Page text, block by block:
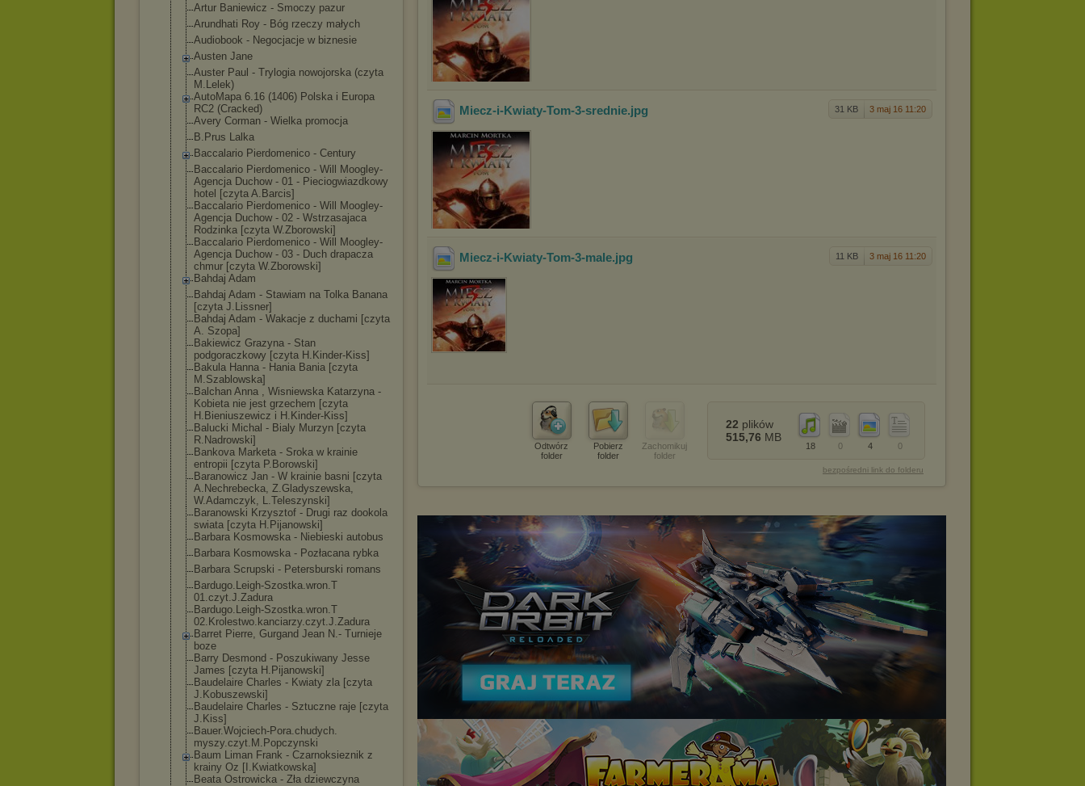
Pełną informację na ten temat znajdziesz pod adresem
http://chomikuj.pl/PolitykaPrywatnosci.aspx
Artur Baniewicz - Smoczy pazur
Arundhati Roy - Bóg rzeczy małych
Audiobook - Negocjacje w biznesie
Austen Jane
Auster Paul - Trylogia nowojorska (czyta
M.Lelek)
AutoMapa 6.16 (1406) Polska i Europa
RC2 (Cracked)
Avery Corman - Wielka promocja
B.Prus Lalka
Baccalario Pierdomenico - Century
Baccalario Pierdomenico - Will Moogley-
Agencja Duchow - 01 - Pieciogwiazdkowy
hotel [czyta A.Barcis]
Baccalario Pierdomenico - Will Moogley-
Agencja Duchow - 02 - Wstrzasajaca
Rodzinka [czyta W.Zborowski]
Baccalario Pierdomenico - Will Moogley-
Agencja Duchow - 03 - Duch drapacza
chmur [czyta W.Zborowski]
Bahdaj Adam
Bahdaj Adam - Stawiam na Tolka Banana
[czyta J.Lissner]
Bahdaj Adam - Wakacje z duchami [czyta
A. Szopa]
Bakiewicz Grazyna - Stan
podgoraczkowy [czyta H.Kinder-Kiss]
Bakula Hanna - Hania Bania [czyta
M.Szablowska]
Balchan Anna , Wisniewska Katarzyna -
Kobieta nie jest grzechem [czyta
H.Bieniuszewicz i H.Kinder-Kiss]
Balucki Michal - Bialy Murzyn [czyta
R.Nadrowski]
Bankova Marketa - Sroka w krainie
entropii [czyta P.Borowski]
Baranowicz Jan - W krainie basni [czyta
A.Nechrebecka, Z.Gladyszewska,
W.Adamczyk, L.Teleszynski]
Baranowski Krzysztof - Drugi raz dookola
swiata [czyta H.Pijanowski]
Barbara Kosmowska - Niebieski autobus
Barbara Kosmowska - Pozłacana rybka
Barbara Scrupski - Petersburski romans
Bardugo.Leigh-Szostka.wron.T
01.czyt.J.Zadura
Bardugo.Leigh-Szostka.wron.T
02.Krolestwo.kanciarzy.czyt.J.Zadura
Barret Pierre, Gurgand Jean N.- Turnieje
boze
Barry Desmond - Poszukiwany Jesse
James [czyta H.Pijanowski]
Baudelaire Charles - Kwiaty zla [czyta
J.Kobuszewski]
Baudelaire Charles - Sztuczne raje [czyta
J.Kiss]
Bauer.Wojciech-Pora.chudych.
myszy.czyt.M.Popczynski
Baum Liman Frank - Czarnoksieznik z
krainy Oz [I.Kwiatkowska]
Beata Ostrowicka - Zła dziewczyna
31 KB 3 maj 16 11:20
Miecz-i-Kwiaty-Tom-3-srednie.jpg
11 KB 3 maj 16 11:20
Miecz-i-Kwiaty-Tom-3-male.jpg
Odtwórz
folder
Pobierz
folder
Zachomikuj
folder
0
4
0
18
22 plików
515,76 MB
bezpośredni link do folderu